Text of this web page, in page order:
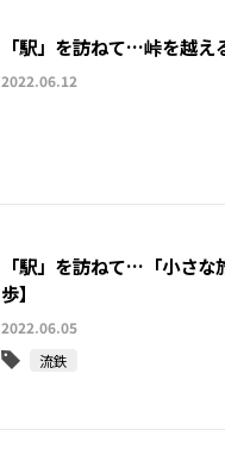
「駅」を訪ねて…峠を越え
2022.06.12
「駅」を訪ねて…「小さ
歩】
2022.06.05
流鉄